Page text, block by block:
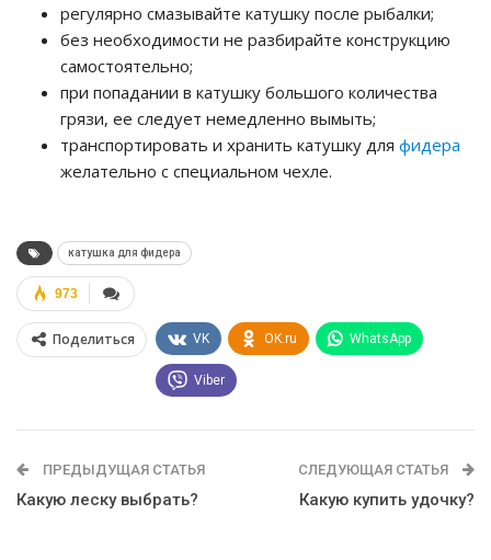
регулярно смазывайте катушку после рыбалки;
без необходимости не разбирайте конструкцию
самостоятельно;
при попадании в катушку большого количества
грязи, ее следует немедленно вымыть;
транспортировать и хранить катушку для фидера
желательно с специальном чехле.
катушка для фидера
973
Поделиться VK OK.ru WhatsApp
Viber
ПРЕДЫДУЩАЯ СТАТЬЯ
Какую леску выбрать?
СЛЕДУЮЩАЯ СТАТЬЯ
Какую купить удочку?